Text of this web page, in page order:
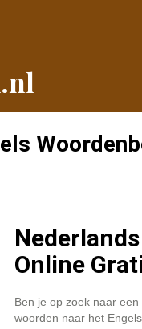
Online
Ben je op zoek naar
woorden naar het